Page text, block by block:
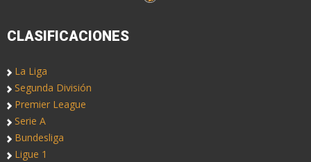
CLASIFICACIONES
La Liga
Segunda División
Premier League
Serie A
Bundesliga
Ligue 1